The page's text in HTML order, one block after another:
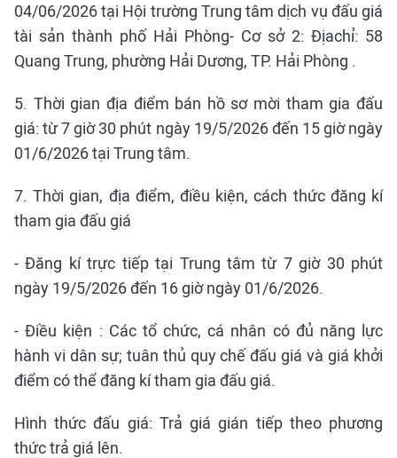
04/06/2026 tại Hội trường Trung tâm dịch vụ đấu giá
tài sản thành phố Hải Phòng- Cơ sở 2: Địachỉ: 58
Quang Trung, phường Hải Dương, TP. Hải Phòng .
5. Thời gian địa điểm bán hồ sơ mời tham gia đấu
giá: từ 7 giờ 30 phút ngày 19/5/2026 đến 15 giờ ngày
01/6/2026 tại Trung tâm.
7. Thời gian, địa điểm, điều kiện, cách thức đăng kí
tham gia đấu giá
- Đăng kí trực tiếp tại Trung tâm từ 7 giờ 30 phút
ngày 19/5/2026 đến 16 giờ ngày 01/6/2026.
- Điều kiện : Các tổ chức, cá nhân có đủ năng lực
hành vi dân sự; tuân thủ quy chế đấu giá và giá khởi
điểm có thể đăng kí tham gia đấu giá.
Hình thức đấu giá: Trả giá gián tiếp theo phương
thức trả giá lên.